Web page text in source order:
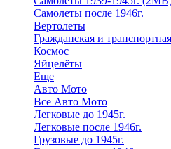
Самолеты после 1946г.
Вертолеты
Гражданская и транспортная
Космос
Яйцелёты
Еще
Авто Мото
Все Авто Мото
Легковые до 1945г.
Легковые после 1946г.
Грузовые до 1945г.